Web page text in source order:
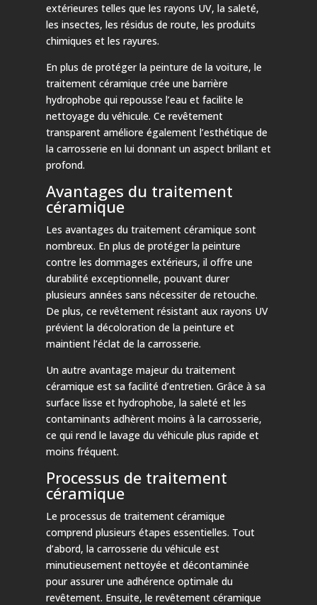
extérieures telles que les rayons UV, la saleté,
les insectes, les résidus de route, les produits
chimiques et les rayures.
En plus de protéger la peinture de la voiture, le
traitement céramique crée une barrière
hydrophobe qui repousse l’eau et facilite le
nettoyage du véhicule. Ce revêtement
transparent améliore également l’esthétique de
la carrosserie en lui donnant un aspect brillant et
profond.
Avantages du traitement
céramique
Les avantages du traitement céramique sont
nombreux. En plus de protéger la peinture
contre les dommages extérieurs, il offre une
durabilité exceptionnelle, pouvant durer
plusieurs années sans nécessiter de retouche.
De plus, ce revêtement résistant aux rayons UV
prévient la décoloration de la peinture et
maintient l’éclat de la carrosserie.
Un autre avantage majeur du traitement
céramique est sa facilité d’entretien. Grâce à sa
surface lisse et hydrophobe, la saleté et les
contaminants adhèrent moins à la carrosserie,
ce qui rend le lavage du véhicule plus rapide et
moins fréquent.
Processus de traitement
céramique
Le processus de traitement céramique
comprend plusieurs étapes essentielles. Tout
d’abord, la carrosserie du véhicule est
minutieusement nettoyée et décontaminée
pour assurer une adhérence optimale du
revêtement. Ensuite, le revêtement céramique